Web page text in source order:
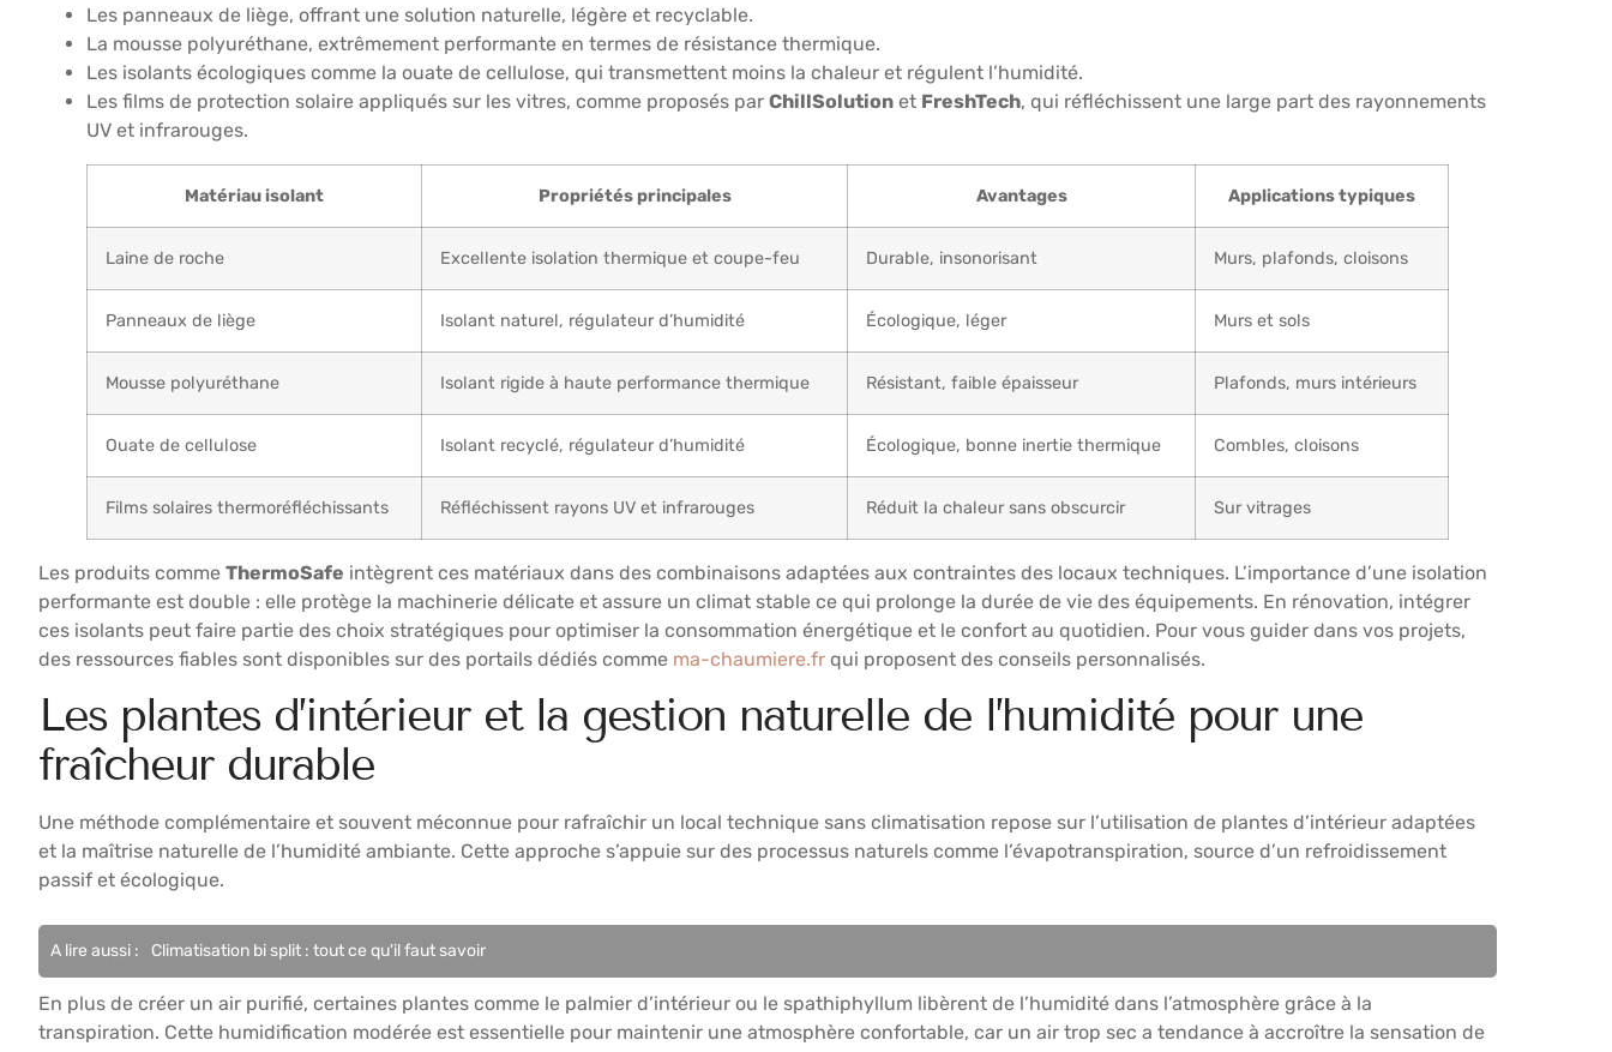
Les panneaux de liège, offrant une solution naturelle, légère et recyclable.
La mousse polyuréthane, extrêmement performante en termes de résistance thermique.
Les isolants écologiques comme la ouate de cellulose, qui transmettent moins la chaleur et régulent l’humidité.
Les films de protection solaire appliqués sur les vitres, comme proposés par ChillSolution et FreshTech, qui réfléchissent une large part des rayonnements
UV et infrarouges.
Matériau isolant Propriétés principales Avantages Applications typiques
Laine de roche Excellente isolation thermique et coupe-feu Durable, insonorisant Murs, plafonds, cloisons
Panneaux de liège Isolant naturel, régulateur d’humidité Écologique, léger Murs et sols
Mousse polyuréthane Isolant rigide à haute performance thermique Résistant, faible épaisseur Plafonds, murs intérieurs
Ouate de cellulose Isolant recyclé, régulateur d’humidité Écologique, bonne inertie thermique Combles, cloisons
Films solaires thermoréfléchissants Réfléchissent rayons UV et infrarouges Réduit la chaleur sans obscurcir Sur vitrages
Les produits comme ThermoSafe intègrent ces matériaux dans des combinaisons adaptées aux contraintes des locaux techniques. L’importance d’une isolation
performante est double : elle protège la machinerie délicate et assure un climat stable ce qui prolonge la durée de vie des équipements. En rénovation, intégrer
ces isolants peut faire partie des choix stratégiques pour optimiser la consommation énergétique et le confort au quotidien. Pour vous guider dans vos projets,
des ressources fiables sont disponibles sur des portails dédiés comme ma-chaumiere.fr qui proposent des conseils personnalisés.
Les plantes d’intérieur et la gestion naturelle de l’humidité pour une
fraîcheur durable
Une méthode complémentaire et souvent méconnue pour rafraîchir un local technique sans climatisation repose sur l’utilisation de plantes d’intérieur adaptées
et la maîtrise naturelle de l’humidité ambiante. Cette approche s’appuie sur des processus naturels comme l’évapotranspiration, source d’un refroidissement
passif et écologique.
A lire aussi : Climatisation bi split : tout ce qu'il faut savoir
En plus de créer un air purifié, certaines plantes comme le palmier d’intérieur ou le spathiphyllum libèrent de l’humidité dans l’atmosphère grâce à la
transpiration. Cette humidification modérée est essentielle pour maintenir une atmosphère confortable, car un air trop sec a tendance à accroître la sensation de